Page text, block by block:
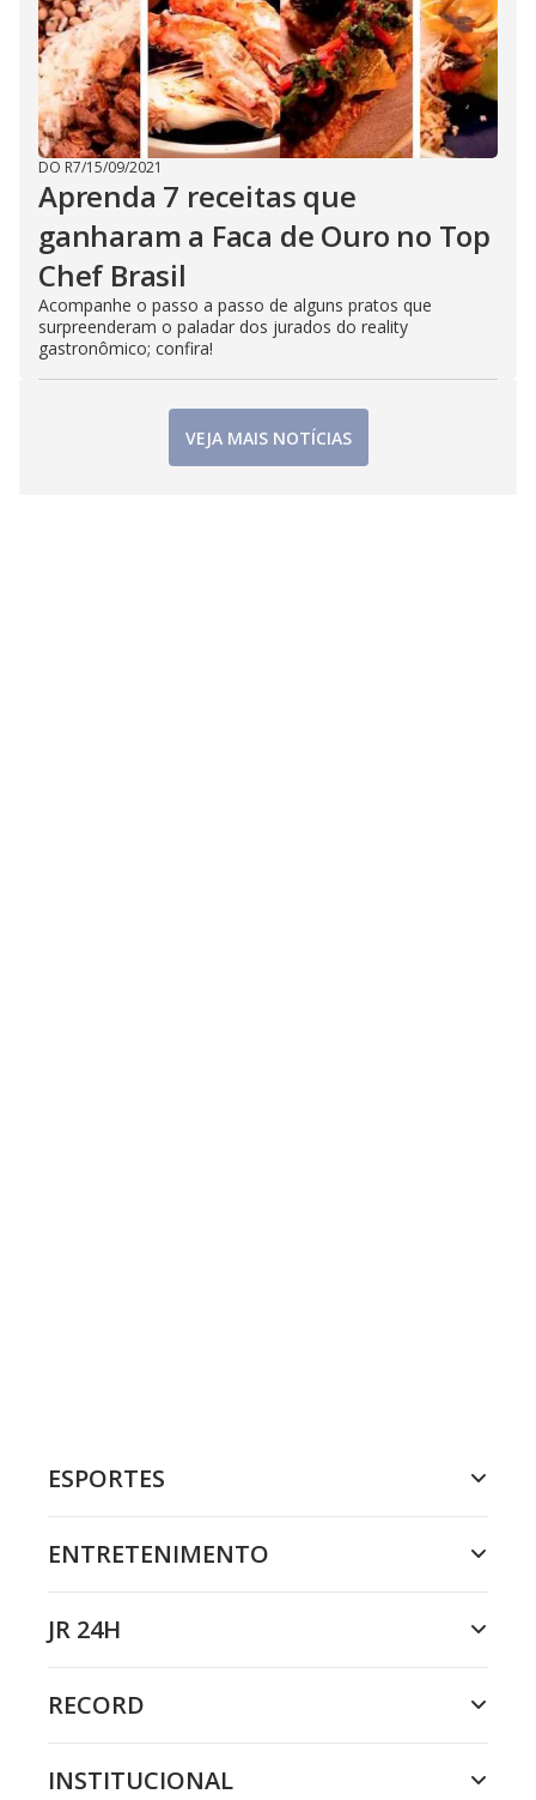
DO R7/15/09/2021
Aprenda 7 receitas que
ganharam a Faca de Ouro no Top
Chef Brasil
Acompanhe o passo a passo de alguns pratos que
surpreenderam o paladar dos jurados do reality
gastronômico; confira!
VEJA MAIS NOTÍCIAS
ESPORTES
ENTRETENIMENTO
JR 24H
RECORD
INSTITUCIONAL